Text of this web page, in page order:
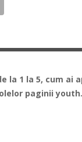
la 1 la 5, cum ai
paginii